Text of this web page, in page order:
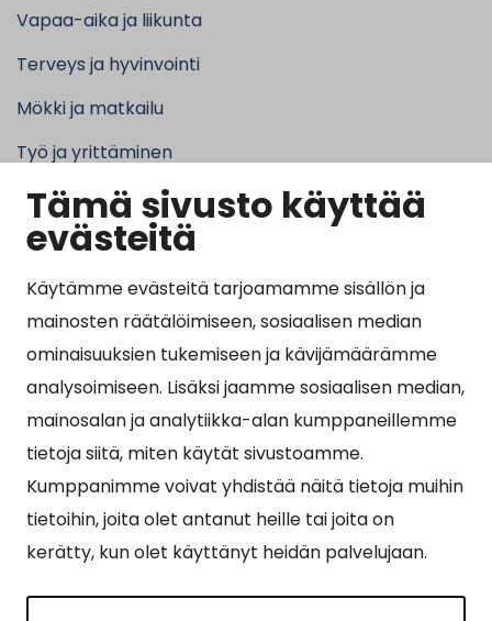
Tämä sivusto käyttää
evästeitä
Käytämme evästeitä tarjoamamme sisällön ja
mainosten räätälöimiseen, sosiaalisen median
ominaisuuksien tukemiseen ja kävijämäärämme
analysoimiseen. Lisäksi jaamme sosiaalisen median,
mainosalan ja analytiikka-alan kumppaneillemme
tietoja siitä, miten käytät sivustoamme.
Kumppanimme voivat yhdistää näitä tietoja muihin
tietoihin, joita olet antanut heille tai joita on
kerätty, kun olet käyttänyt heidän palvelujaan.
Vapaa-aika ja liikunta
Terveys ja hyvinvointi
Mökki ja matkailu
Työ ja yrittäminen
Kunta ja hallinto
Suosituimmat sivut
Esityslistat, pöytäkirjat, viranhaltijapäätökset ja
kuulutukset
Tietoa ja ohjeistusta koronavirukseen liittyen
Asiointipiste
Sähköinen asiointi
Yhteydenotto